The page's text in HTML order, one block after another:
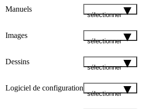
Manuels
sélectionner
Images
sélectionner
Dessins
sélectionner
Logiciel de configuration
sélectionner